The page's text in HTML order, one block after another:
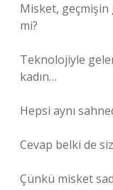
Misket,
mi?
Teknolojiyle
kadın…
Hepsi aynı
Cevap belki de
Çünkü misket